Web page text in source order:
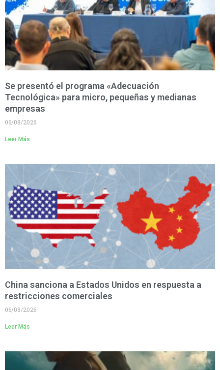
Se presentó el programa «Adecuación
Tecnológica» para micro, pequeñas y medianas
empresas
06/08/2026
Leer Más
China sanciona a Estados Unidos en respuesta a
restricciones comerciales
06/08/2026
Leer Más